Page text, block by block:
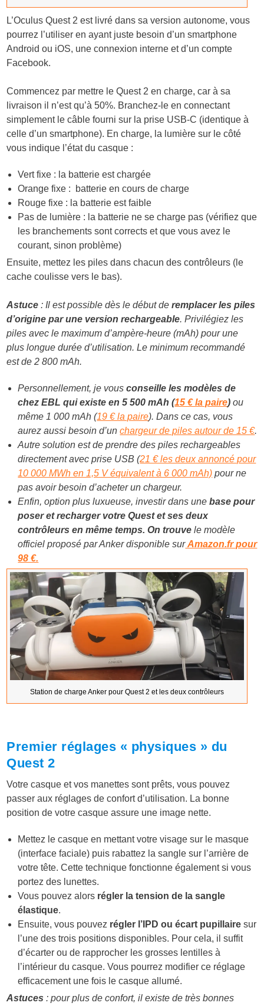
L’Oculus Quest 2 est livré dans sa version autonome, vous
pourrez l’utiliser en ayant juste besoin d’un smartphone
Android ou iOS, une connexion interne et d’un compte
Facebook.
Commencez par mettre le Quest 2 en charge, car à sa
livraison il n’est qu’à 50%. Branchez-le en connectant
simplement le câble fourni sur la prise USB-C (identique à
celle d’un smartphone). En charge, la lumière sur le côté
vous indique l’état du casque :
Vert fixe : la batterie est chargée
Orange fixe : batterie en cours de charge
Rouge fixe : la batterie est faible
Pas de lumière : la batterie ne se charge pas (vérifiez que
les branchements sont corrects et que vous avez le
courant, sinon problème)
Ensuite, mettez les piles dans chacun des contrôleurs (le
cache coulisse vers le bas).
Astuce : Il est possible dès le début deremplacer les piles
d’origine par une version rechargeable. Privilégiez les
piles avec le maximum d’ampère-heure (mAh) pour une
plus longue durée d’utilisation. Le minimum recommandé
est de 2 800 mAh.
Personnellement, je vousconseille les modèles de
chez EBL qui existe en 5 500 mAh (15 € la paire) ou
même 1 000 mAh (19 € la paire). Dans ce cas, vous
aurez aussi besoin d’unchargeur de piles autour de 15 €.
Autre solution est de prendre des piles rechargeables
directement avec prise USB (21 € les deux annoncé pour
10 000 MWh en 1,5 V équivalent à 6 000 mAh) pour ne
pas avoir besoin d’acheter un chargeur.
Enfin, option plus luxueuse, investir dans unebase pour
poser et recharger votre Quest et ses deux
contrôleurs en même temps. On trouvele modèle
officiel proposé par Anker disponible surAmazon.fr pour
98 €.
Station de charge Anker pour Quest 2 et les deux contrôleurs
Premier réglages « physiques » du
Quest 2
Votre casque et vos manettes sont prêts, vous pouvez
passer aux réglages de confort d’utilisation. La bonne
position de votre casque assure une image nette.
Mettez le casque en mettant votre visage sur le masque
(interface faciale) puis rabattez la sangle sur l’arrière de
votre tête. Cette technique fonctionne également si vous
portez des lunettes.
Vous pouvez alors régler la tension de la sangle
élastique.
Ensuite, vous pouvez régler l’IPD ou écart pupillaire sur
l’une des trois positions disponibles. Pour cela, il suffit
d’écarter ou de rapprocher les grosses lentilles à
l’intérieur du casque. Vous pourrez modifier ce réglage
efficacement une fois le casque allumé.
Astuces : pour plus de confort, il existe de très bonnes